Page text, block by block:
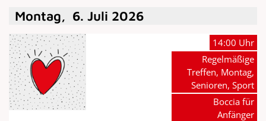
Montag, 6. Juli 2026
14:00 Uhr
Regelmäßige
Treffen, Montag,
Senioren, Sport
Boccia für
Anfänger